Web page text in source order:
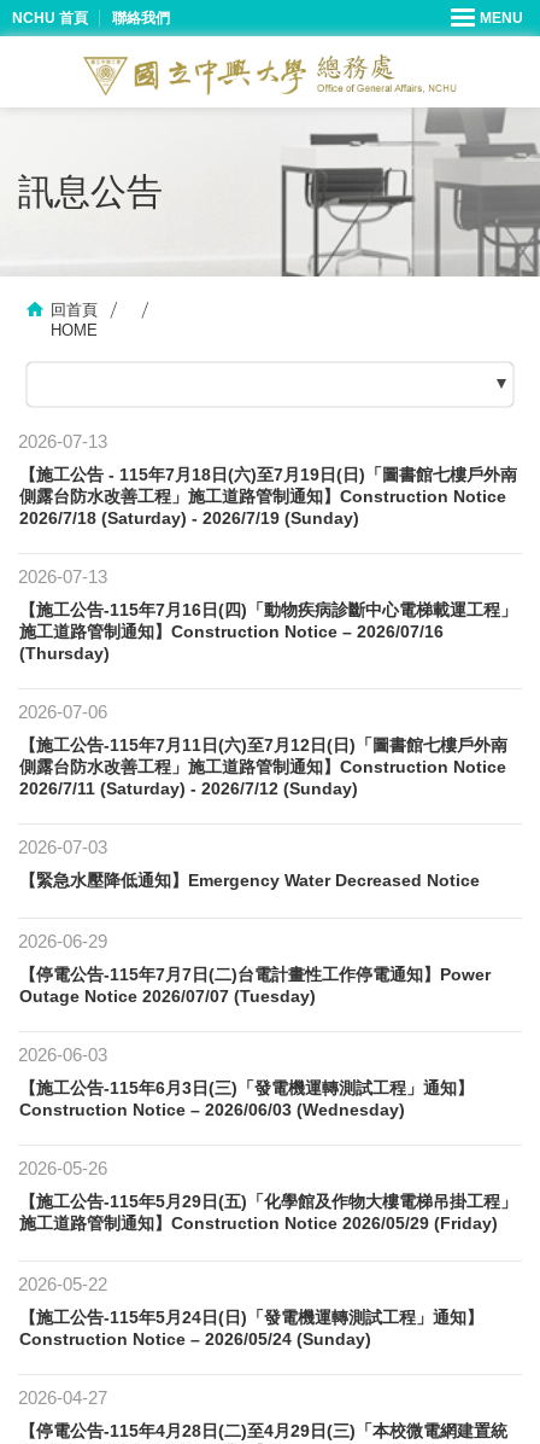
NCHU 首頁 聯絡我們
訊息公告
回首頁
HOME
2026-07-13
【施工公告 - 115年7月18日(六)至7月19日(日)「圖書館七樓戶外南
側露台防水改善工程」施工道路管制通知】Construction Notice
2026/7/18 (Saturday) - 2026/7/19 (Sunday)
2026-07-13
【施工公告-115年7月16日(四)「動物疾病診斷中心電梯載運工程」
施工道路管制通知】Construction Notice – 2026/07/16
(Thursday)
2026-07-06
【施工公告-115年7月11日(六)至7月12日(日)「圖書館七樓戶外南
側露台防水改善工程」施工道路管制通知】Construction Notice
2026/7/11 (Saturday) - 2026/7/12 (Sunday)
2026-07-03
【緊急水壓降低通知】Emergency Water Decreased Notice
2026-06-29
【停電公告-115年7月7日(二)台電計畫性工作停電通知】Power
Outage Notice 2026/07/07 (Tuesday)
2026-06-03
【施工公告-115年6月3日(三)「發電機運轉測試工程」通知】
Construction Notice – 2026/06/03 (Wednesday)
2026-05-26
【施工公告-115年5月29日(五)「化學館及作物大樓電梯吊掛工程」
施工道路管制通知】Construction Notice 2026/05/29 (Friday)
2026-05-22
【施工公告-115年5月24日(日)「發電機運轉測試工程」通知】
Construction Notice – 2026/05/24 (Sunday)
2026-04-27
【停電公告-115年4月28日(二)至4月29日(三)「本校微電網建置統